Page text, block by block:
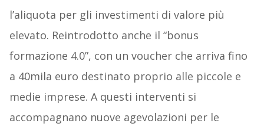
l’aliquota per gli investimenti di valore più
elevato. Reintrodotto anche il “bonus
formazione 4.0”, con un voucher che arriva fino
a 40mila euro destinato proprio alle piccole e
medie imprese. A questi interventi si
accompagnano nuove agevolazioni per le